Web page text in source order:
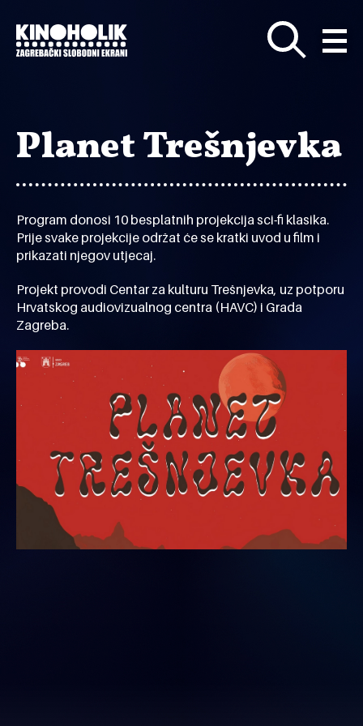
glavni
sadržaj
Planet Trešnjevka
Program donosi 10 besplatnih projekcija sci-fi klasika.
Prije svake projekcije održat će se kratki uvod u film i
prikazati njegov utjecaj.
Projekt provodi Centar za kulturu Trešnjevka, uz potporu
Hrvatskog audiovizualnog centra (HAVC) i Grada
Zagreba.